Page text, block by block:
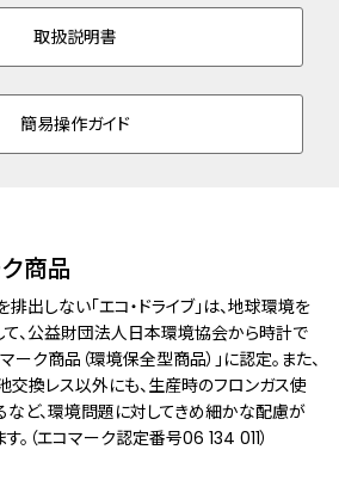
球面サファイアガラス（無反射コーティン
5気圧防水
白蝶貝文字板
充電警告機能
過充電防止機能
フル充電時約7ヶ月可動
日本製
取扱説明書
簡易操作ガイド
商品
出しない「エコ・ドライブ」は、地球環境を
て、公益財団法人日本環境協会から時計で
ーク商品（環境保全型商品）」に認定。また、
交換レス以外にも、生産時のフロンガス使
など、環境問題に対してきめ細かな配慮が
。（エコマーク認定番号06 134 011）